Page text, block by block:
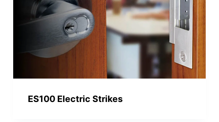
ES100 Electric Strikes